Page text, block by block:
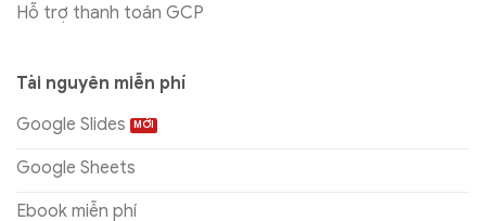
Hỗ trợ thanh toán GCP
Tài nguyên miễn phí
Google Slides
Google Sheets
Ebook miễn phí